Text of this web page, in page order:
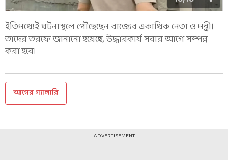
ইতিমধ্যেই ঘটনাস্থলে পৌঁছেছেন রাজ্যের একাধিক নেতা ও মন্ত্রী।
তাদের তরফে জানানো হয়েছে, উদ্ধারকার্য সবার আগে সম্পন্ন
করা হবে।
আগের গ্যালারি
ADVERTISEMENT